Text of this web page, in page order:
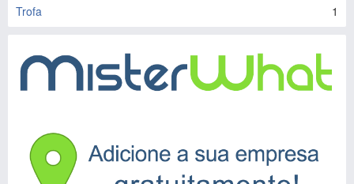
Trofa
1